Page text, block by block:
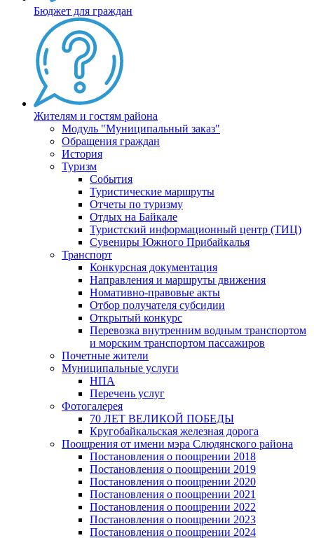
Бюджет для граждан
Жителям и гостям района
Модуль "Муниципальный заказ"
Обращения граждан
История
Туризм
События
Туристические маршруты
Отчеты по туризму
Отдых на Байкале
Туристский информационный центр (ТИЦ)
Сувениры Южного Прибайкалья
Транспорт
Конкурсная документация
Направления и маршруты движения
Номативно-правовые акты
Отбор получателя субсидии
Открытый конкурс
Перевозка внутренним водным транспортом
и морским транспортом пассажиров
Почетные жители
Муниципальные услуги
НПА
Перечень услуг
Фотогалерея
70 ЛЕТ ВЕЛИКОЙ ПОБЕДЫ
Кругобайкальская железная дорога
Поощрения от имени мэра Слюдянского района
Постановления о поощрении 2018
Постановления о поощрении 2019
Постановления о поощрении 2020
Постановления о поощрении 2021
Постановления о поощрении 2022
Постановления о поощрении 2023
Постановления о поощрении 2024